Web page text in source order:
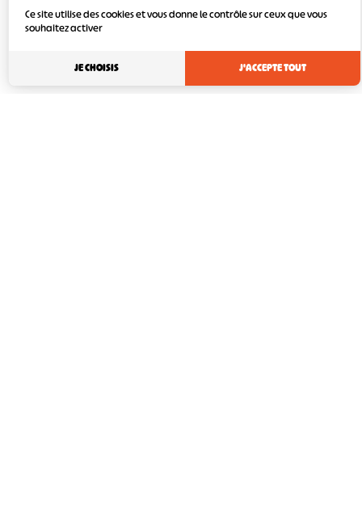
Ce site utilise des cookies et vous donne le contrôle sur ceux que vous
souhaitez activer
J'ACCEPTE TOUT
JE CHOISIS